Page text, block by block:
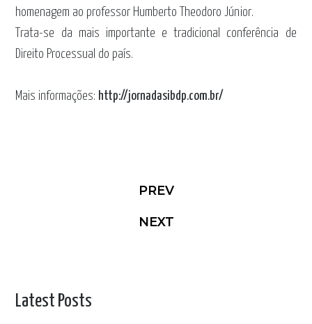
homenagem ao professor Humberto Theodoro Júnior.
Trata-se da mais importante e tradicional conferência de
Direito Processual do país.
Mais informações: http://jornadasibdp.com.br/
PREV
NEXT
Latest Posts